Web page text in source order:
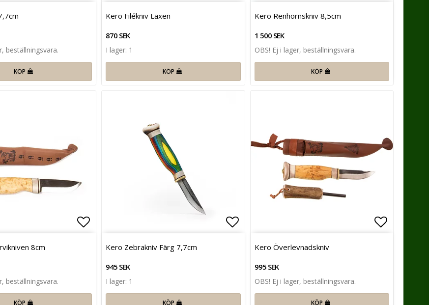
Lägg till i favoritlistan
beställningsvara.
KÖP
Lägg till i favoritlistan
Kero Filékniv Laxen
870 SEK
I lager: 1
KÖP
Kero Renhornskniv 8,5cm
1 500 SEK
OBS! Ej i lager, beställningsvara.
KÖP
Lägg till i favoritlistan
8cm
beställningsvara.
KÖP
Lägg till i favoritlistan
Kero Zebrakniv Färg 7,7cm
945 SEK
I lager: 1
KÖP
Kero Överlevnadskniv
995 SEK
OBS! Ej i lager, beställningsvara.
KÖP